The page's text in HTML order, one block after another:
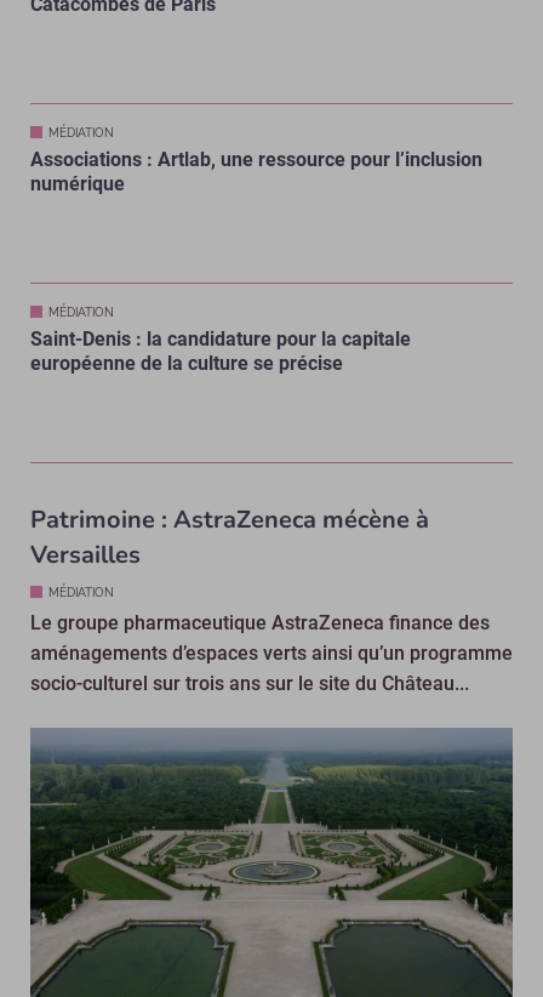
Catacombes de Paris
MÉDIATION
Associations : Artlab, une ressource pour l’inclusion
numérique
MÉDIATION
Saint-Denis : la candidature pour la capitale
européenne de la culture se précise
Patrimoine : AstraZeneca mécène à
Versailles
MÉDIATION
Le groupe pharmaceutique AstraZeneca finance des
aménagements d’espaces verts ainsi qu’un programme
socio-culturel sur trois ans sur le site du Château...